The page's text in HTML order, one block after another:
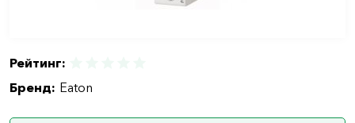
Рейтинг:
Бренд: Eaton